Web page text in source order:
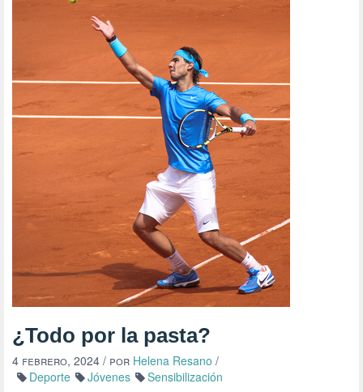
¿Todo por la pasta?
4 febrero, 2024 / por Helena Resano /
Deporte
Jóvenes Sensibilización